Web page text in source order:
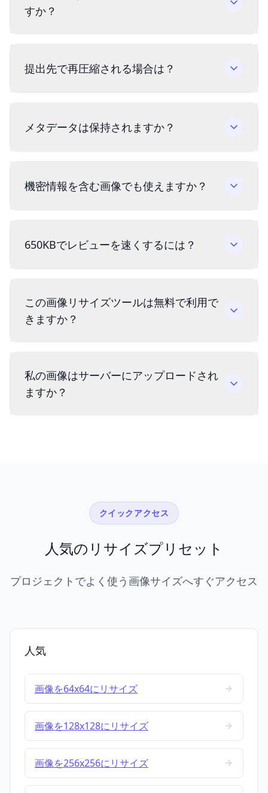
すか？
提出先で再圧縮される場合は？
メタデータは保持されますか？
機密情報を含む画像でも使えますか？
650KBでレビューを速くするには？
この画像リサイズツールは無料で利用で
きますか？
私の画像はサーバーにアップロードされ
ますか？
クイックアクセス
人気のリサイズプリセット
プロジェクトでよく使う画像サイズへすぐアクセス
人気
画像を64x64にリサイズ
画像を128x128にリサイズ
画像を256x256にリサイズ